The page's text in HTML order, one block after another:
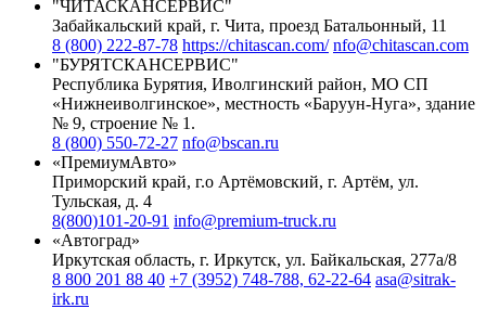
"ЧИТАСКАНСЕРВИС"
Забайкальский край, г. Чита, проезд Батальонный, 11
8 (800) 222-87-78 https://chitascan.com/ nfo@chitascan.com
"БУРЯТСКАНСЕРВИС"
Республика Бурятия, Иволгинский район, МО СП
«Нижнеиволгинское», местность «Баруун-Нуга», здание
№ 9, строение № 1.
8 (800) 550-72-27 nfo@bscan.ru
«ПремиумАвто»
Приморский край, г.о Артёмовский, г. Артём, ул.
Тульская, д. 4
8(800)101-20-91 info@premium-truck.ru
«Автоград»
Иркутская область, г. Иркутск, ул. Байкальская, 277а/8
8 800 201 88 40 +7 (3952) 748-788, 62-22-64 asa@sitrak-
irk.ru